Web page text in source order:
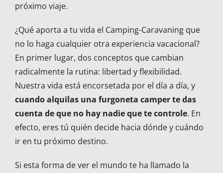
próximo viaje.
¿Qué aporta a tu vida el Camping-Caravaning que
no lo haga cualquier otra experiencia vacacional?
En primer lugar, dos conceptos que cambian
radicalmente la rutina: libertad y flexibilidad.
Nuestra vida está encorsetada por el día a día, y
cuando alquilas una furgoneta camper te das
cuenta de que no hay nadie que te controle. En
efecto, eres tú quién decide hacia dónde y cuándo
ir en tu próximo destino.
Si esta forma de ver el mundo te ha llamado la